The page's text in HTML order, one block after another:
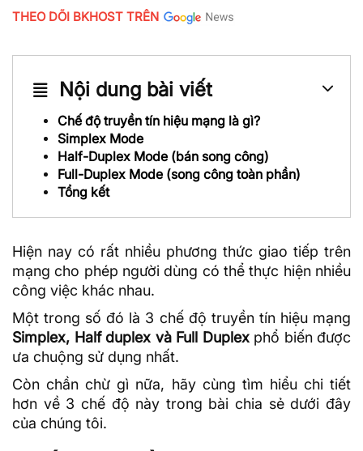
THEO DÕI BKHOST TRÊN
Nội dung bài viết
Chế độ truyền tín hiệu mạng là gì?
Simplex Mode
Half-Duplex Mode (bán song công)
Full-Duplex Mode (song công toàn phần)
Tổng kết
Hiện nay có rất nhiều phương thức giao tiếp trên
mạng cho phép người dùng có thể thực hiện nhiều
công việc khác nhau.
Một trong số đó là 3 chế độ truyền tín hiệu mạng
Simplex, Half duplex và Full Duplexphổ biến được
ưa chuộng sử dụng nhất.
Còn chần chừ gì nữa, hãy cùng tìm hiểu chi tiết
hơn về 3 chế độ này trong bài chia sẻ dưới đây
của chúng tôi.